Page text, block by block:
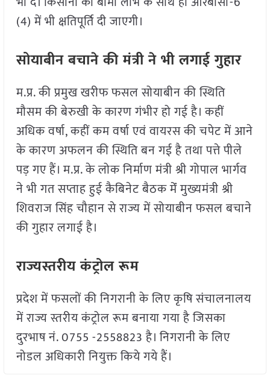
(4) में भी क्षतिपूर्ति दी जाएगी।
सोयाबीन बचाने की मंत्री ने भी लगाई गुहार
म.प्र. की प्रमुख खरीफ फसल सोयाबीन की स्थिति
मौसम की बेरुखी के कारण गंभीर हो गई है। कहीं
अधिक वर्षा, कहीं कम वर्षा एवं वायरस की चपेट में आने
के कारण अफलन की स्थिति बन गई है तथा पत्ते पीले
पड़ गए हैं। म.प्र. के लोक निर्माण मंत्री श्री गोपाल भार्गव
ने भी गत सप्ताह हुई कैबिनेट बैठक मेंं मुख्यमंत्री श्री
शिवराज सिंह चौहान से राज्य में सोयाबीन फसल बचाने
की गुहार लगाई है।
राज्यस्तरीय कंट्रोल रूम
प्रदेश में फसलों की निगरानी के लिए कृषि संचालनालय
में राज्य स्तरीय कंट्रोल रूम बनाया गया है जिसका
दुरभाष नं. 0755 -2558823 है। निगरानी के लिए
नोडल अधिकारी नियुक्त किये गये हैं।